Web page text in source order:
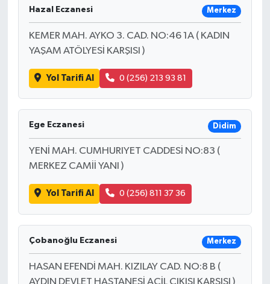
Hazal Eczanesi Merkez
KEMER MAH. AYKO 3. CAD. NO:46 1A ( KADIN
YAŞAM ATÖLYESİ KARŞISI )
Yol Tarifi Al 0 (256) 213 93 81
Ege Eczanesi Didim
YENİ MAH. CUMHURIYET CADDESİ NO:83 (
MERKEZ CAMİİ YANI )
Yol Tarifi Al 0 (256) 811 37 36
Çobanoğlu Eczanesi Merkez
HASAN EFENDİ MAH. KIZILAY CAD. NO:8 B (
AYDIN DEVLET HASTANESİ ACİL ÇIKIŞI KARŞISI )